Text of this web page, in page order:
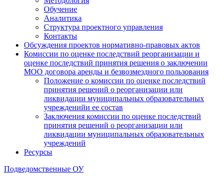
Обучение
Аналитика
Структура проектного управления
Контакты
Обсуждения проектов нормативно-правовых актов
Комиссии по оценке последствий реорганизации и
оценке последствий принятия решения о заключении
МОО договора аренды и безвозмездного пользования
Положение о комиссии по оценке последствий
принятия решений о реорганизации или
ликвидации муниципальных образовательных
учрежденийи ее состав
Заключения комиссии по оценке последствий
принятия решений о реорганизации или
ликвидации муниципальных образовательных
учреждений
Ресурсы
Подведомственные ОУ